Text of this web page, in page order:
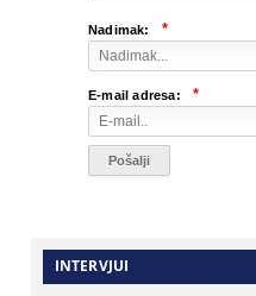
Nadimak: *
E-mail adresa: *
INTERVJUI